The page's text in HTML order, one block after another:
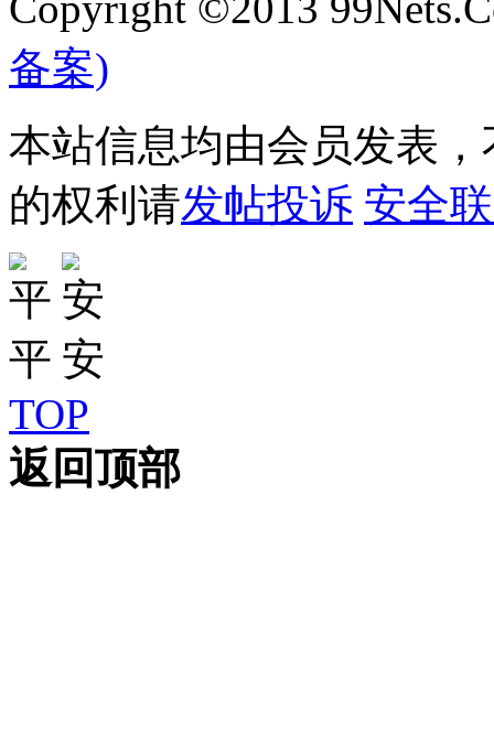
备案)
本站信息均由会员发表
的权利请发帖投诉 安全
TOP
返回顶部